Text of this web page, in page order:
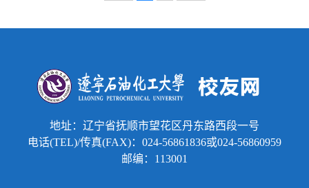
乐于为学校和同学服务；2、群众...
地址：辽宁省抚顺市望花区丹东路西段一号
电话(TEL)/传真(FAX)：024-56861836或024-56860959
邮编：113001